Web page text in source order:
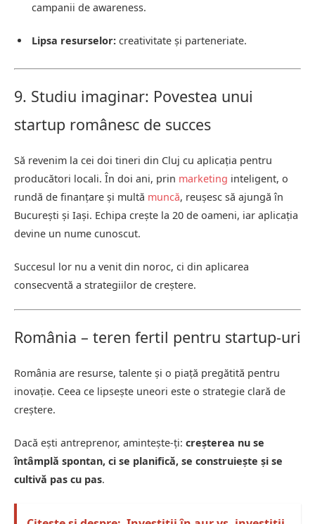
campanii de awareness.
Lipsa resurselor: creativitate și parteneriate.
9. Studiu imaginar: Povestea unui
startup românesc de succes
Să revenim la cei doi tineri din Cluj cu aplicația pentru
producători locali. În doi ani, prin marketing inteligent, o
rundă de finanțare și multă muncă, reușesc să ajungă în
București și Iași. Echipa crește la 20 de oameni, iar aplicația
devine un nume cunoscut.
Succesul lor nu a venit din noroc, ci din aplicarea
consecventă a strategiilor de creștere.
România – teren fertil pentru startup-uri
România are resurse, talente și o piață pregătită pentru
inovație. Ceea ce lipsește uneori este o strategie clară de
creștere.
Dacă ești antreprenor, amintește-ți: creșterea nu se
întâmplă spontan, ci se planifică, se construiește și se
cultivă pas cu pas.